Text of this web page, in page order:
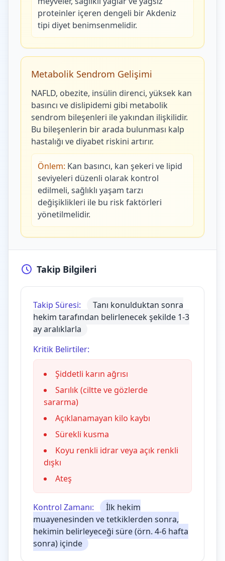
proteinler içeren dengeli bir Akdeniz
tipi diyet benimsenmelidir.
Metabolik Sendrom Gelişimi
NAFLD, obezite, insülin direnci, yüksek kan
basıncı ve dislipidemi gibi metabolik
sendrom bileşenleri ile yakından ilişkilidir.
Bu bileşenlerin bir arada bulunması kalp
hastalığı ve diyabet riskini artırır.
Önlem: Kan basıncı, kan şekeri ve lipid
seviyeleri düzenli olarak kontrol
edilmeli, sağlıklı yaşam tarzı
değişiklikleri ile bu risk faktörleri
yönetilmelidir.
Takip Bilgileri
Takip Süresi:
Tanı konulduktan sonra
hekim tarafından belirlenecek şekilde 1-3
ay aralıklarla
Kritik Belirtiler:
Şiddetli karın ağrısı
Sarılık (ciltte ve gözlerde
sararma)
Açıklanamayan kilo kaybı
Sürekli kusma
Koyu renkli idrar veya açık renkli
dışkı
Ateş
Kontrol Zamanı:
İlk hekim
muayenesinden ve tetkiklerden sonra,
hekimin belirleyeceği süre (örn. 4-6 hafta
sonra) içinde